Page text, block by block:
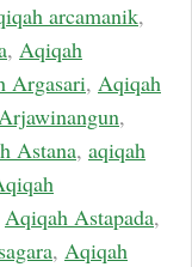
arcamanik,
, Aqiqah
Argasari, Aqiqah
,
Astana, aqiqah
Aqiqah Astapada,
, Aqiqah